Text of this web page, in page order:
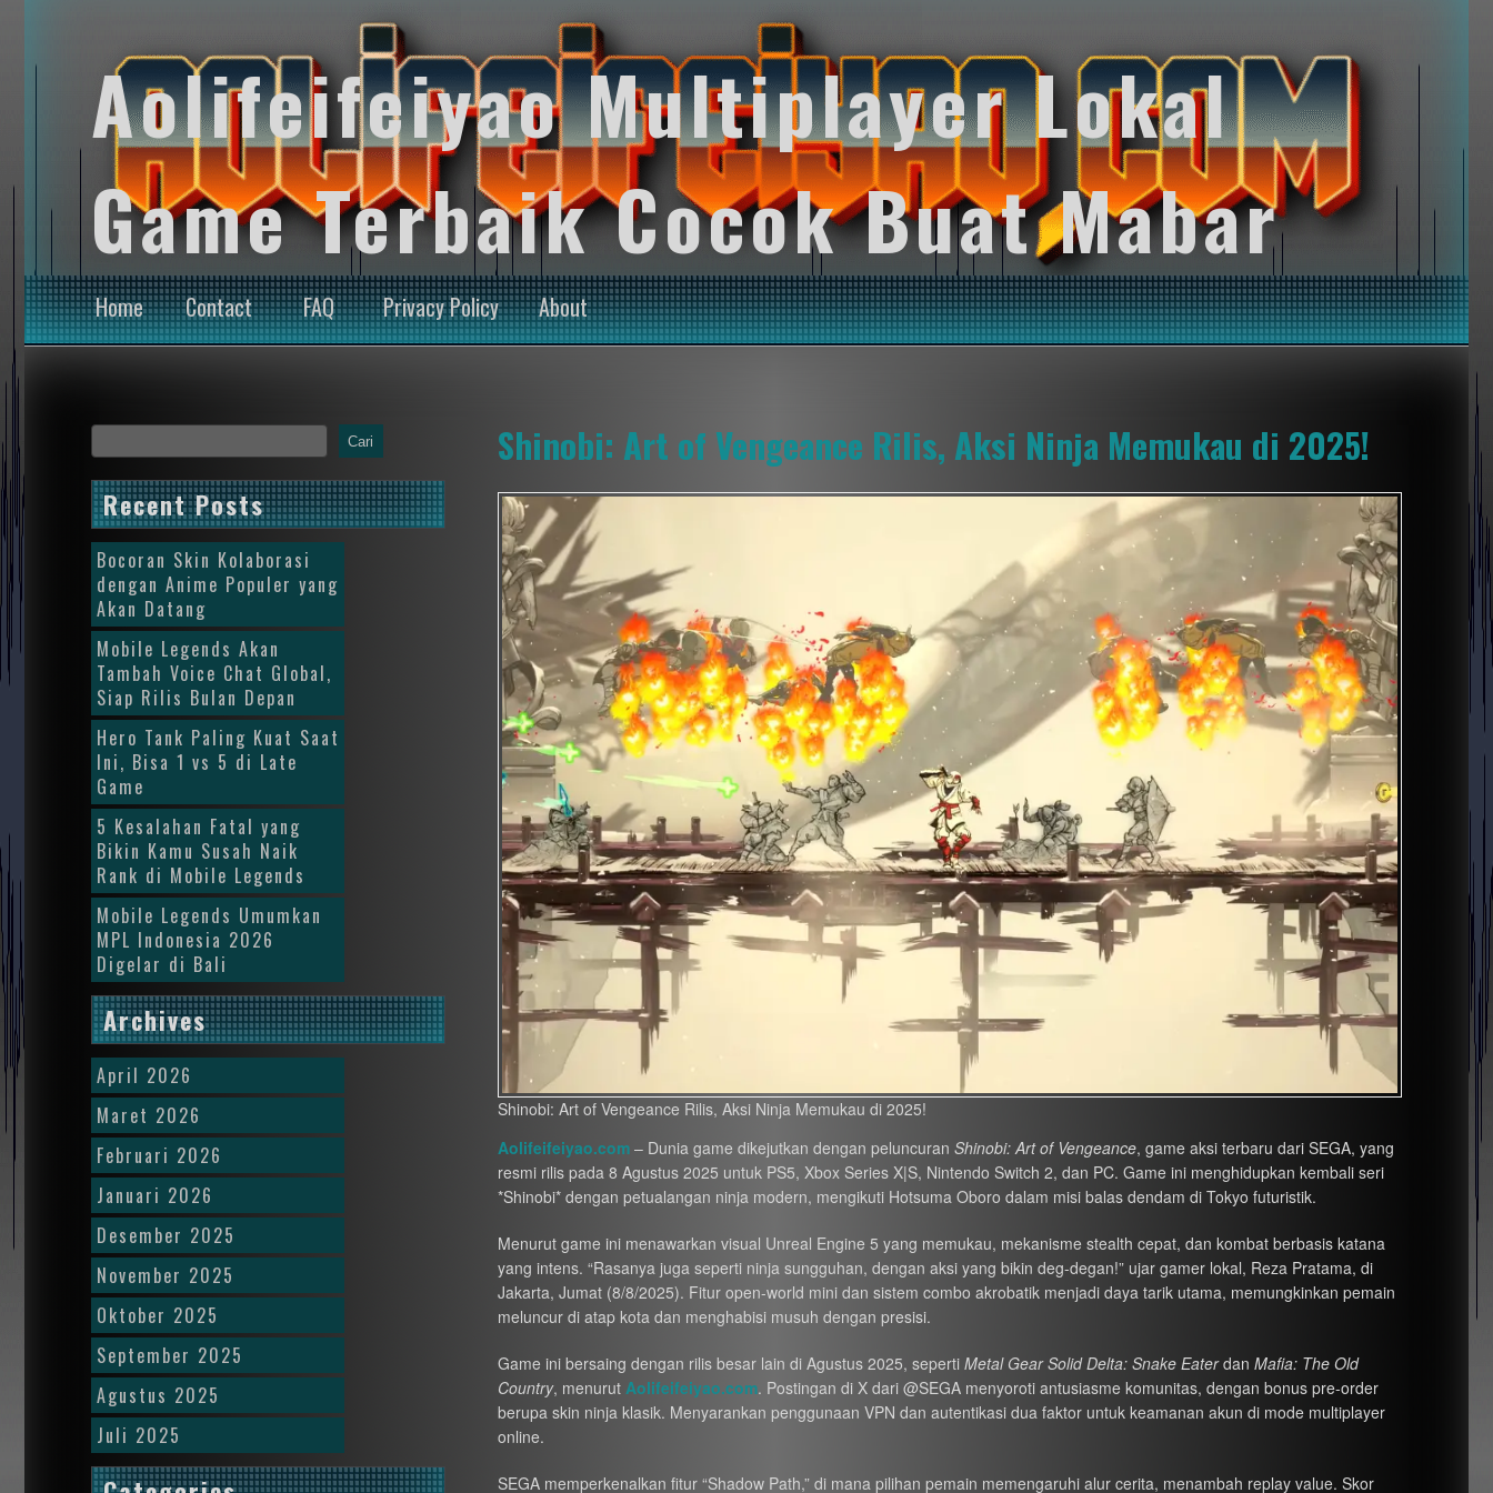
Aolifeifeiyao Multiplayer Lokal
Game Terbaik Cocok Buat Mabar
Home Contact FAQ Privacy Policy About
Shinobi: Art of Vengeance Rilis, Aksi Ninja Memukau di 2025!
Shinobi: Art of Vengeance Rilis, Aksi Ninja Memukau di 2025!
Aolifeifeiyao.com– Dunia game dikejutkan dengan peluncuran Shinobi: Art of Vengeance, game aksi terbaru dari SEGA, yang
resmi rilis pada 8 Agustus 2025 untuk PS5, Xbox Series X|S, Nintendo Switch 2, dan PC. Game ini menghidupkan kembali seri
*Shinobi* dengan petualangan ninja modern, mengikuti Hotsuma Oboro dalam misi balas dendam di Tokyo futuristik.
Menurut game ini menawarkan visual Unreal Engine 5 yang memukau, mekanisme stealth cepat, dan kombat berbasis katana
yang intens. “Rasanya juga seperti ninja sungguhan, dengan aksi yang bikin deg-degan!” ujar gamer lokal, Reza Pratama, di
Jakarta, Jumat (8/8/2025). Fitur open-world mini dan sistem combo akrobatik menjadi daya tarik utama, memungkinkan pemain
meluncur di atap kota dan menghabisi musuh dengan presisi.
Game ini bersaing dengan rilis besar lain di Agustus 2025, seperti Metal Gear Solid Delta: Snake Eaterdan Mafia: The Old
Country, menurut Aolifeifeiyao.com. Postingan di X dari @SEGA menyoroti antusiasme komunitas, dengan bonus pre-order
berupa skin ninja klasik. Menyarankan penggunaan VPN dan autentikasi dua faktor untuk keamanan akun di mode multiplayer
online.
SEGA memperkenalkan fitur “Shadow Path,” di mana pilihan pemain memengaruhi alur cerita, menambah replay value. Skor
Cari
Recent Posts
Bocoran Skin Kolaborasi
dengan Anime Populer yang
Akan Datang
Mobile Legends Akan
Tambah Voice Chat Global,
Siap Rilis Bulan Depan
Hero Tank Paling Kuat Saat
Ini, Bisa 1 vs 5 di Late
Game
5 Kesalahan Fatal yang
Bikin Kamu Susah Naik
Rank di Mobile Legends
Mobile Legends Umumkan
MPL Indonesia 2026
Digelar di Bali
Archives
April 2026
Maret 2026
Februari 2026
Januari 2026
Desember 2025
November 2025
Oktober 2025
September 2025
Agustus 2025
Juli 2025